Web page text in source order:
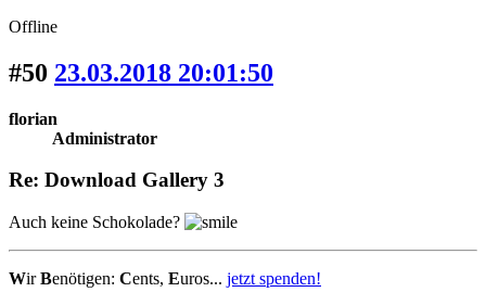
Offline
#50 23.03.2018 20:01:50
florian
Administrator
Re: Download Gallery 3
Auch keine Schokolade?
WirBenötigen: Cents, Euros... jetzt spenden!